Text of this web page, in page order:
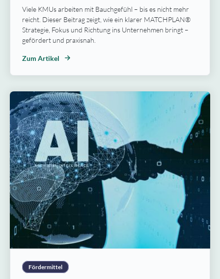
Viele KMUs arbeiten mit Bauchgefühl – bis es nicht mehr
reicht. Dieser Beitrag zeigt, wie ein klarer MATCHPLAN®
Strategie, Fokus und Richtung ins Unternehmen bringt –
gefördert und praxisnah.
Zum Artikel
Fördermittel